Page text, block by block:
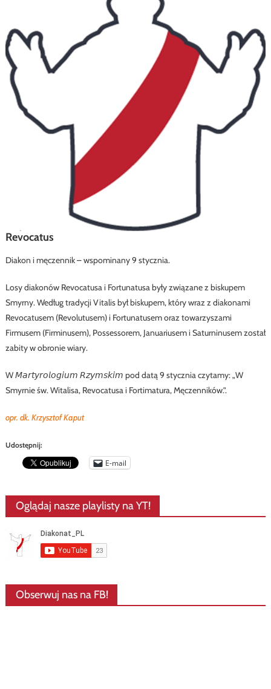
Revocatus
Diakon i męczennik – wspominany 9 stycznia.
Losy diakonów Revocatusa i Fortunatusa były związane z biskupem
Smyrny. Według tradycji Vitalis był biskupem, który wraz z diakonami
Revocatusem (Revolutusem) i Fortunatusem oraz towarzyszami
Firmusem (Firminusem), Possessorem, Januariusem i Saturninusem został
zabity w obronie wiary.
W 𝘔𝘢𝘳𝘵𝘺𝘳𝘰𝘭𝘰𝘨𝘪𝘶𝘮 𝘙𝘻𝘺𝘮𝘴𝘬𝘪𝘮 pod datą 9 stycznia czytamy: „W
Smyrnie św. Witalisa, Revocatusa i Fortimatura, Męczenników.”.
opr. dk. Krzysztof Kaput
Udostępnij:
E-mail
Oglądaj nasze playlisty na YT!
Obserwuj nas na FB!